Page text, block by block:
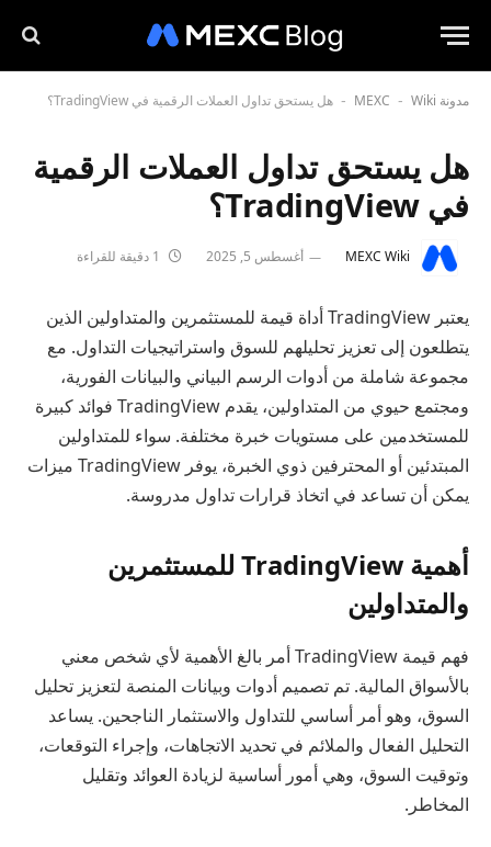
مدونة MEXC - Wiki
- هل يستحق تداول العملات الرقمية في TradingView؟
هل يستحق تداول العملات الرقمية
في TradingView؟
MEXC Wiki أغسطس 5, 2025
يعتبر TradingView أداة قيمة للمستثمرين والمتداولين الذين
يتطلعون إلى تعزيز تحليلهم للسوق واستراتيجيات التداول. مع
مجموعة شاملة من أدوات الرسم البياني والبيانات الفورية،
ومجتمع حيوي من المتداولين، يقدم TradingView فوائد كبيرة
للمستخدمين على مستويات خبرة مختلفة. سواء للمتداولين
المبتدئين أو المحترفين ذوي الخبرة، يوفر TradingView ميزات
يمكن أن تساعد في اتخاذ قرارات تداول مدروسة.
أهمية TradingView للمستثمرين
والمتداولين
فهم قيمة TradingView أمر بالغ الأهمية لأي شخص معني
بالأسواق المالية. تم تصميم أدوات وبيانات المنصة لتعزيز تحليل
السوق، وهو أمر أساسي للتداول والاستثمار الناجحين. يساعد
التحليل الفعال والملائم في تحديد الاتجاهات، وإجراء التوقعات،
وتوقيت السوق، وهي أمور أساسية لزيادة العوائد وتقليل
المخاطر.